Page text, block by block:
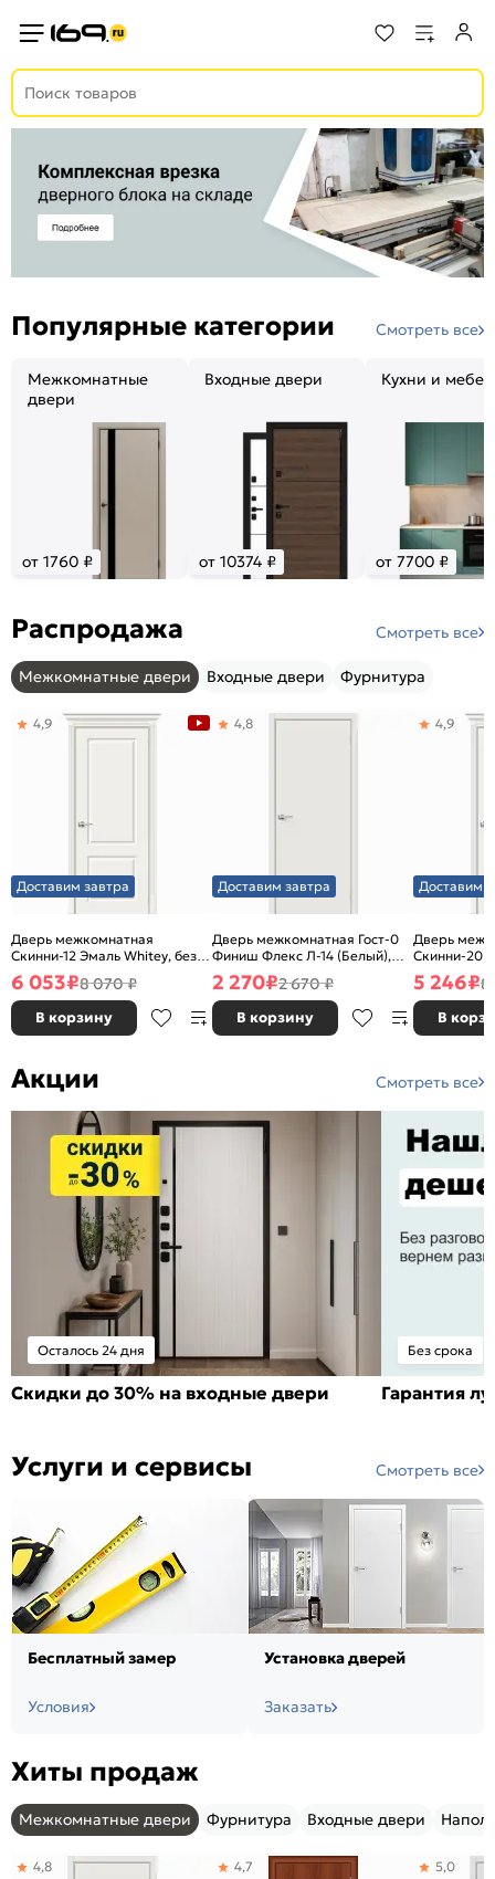
Популярные категории Смотреть все
Межкомнатные
двери
от 1760 ₽
Входные двери
от 10374 ₽
Кухни и
от 7700 ₽
Распродажа Смотреть все
Межкомнатные двери Входные двери Фурнитура
Доставим завтра
Дверь межкомнатная
Скинни-12 Эмаль Whitey, без
декора, глухая, без стекла,
без кромки, скиновая
4,9
6 053₽8 070 ₽
В корзину
Доставим завтра
Дверь межкомнатная Гост-0
Финиш Флекс Л-14 (Белый),
глухая, каркасно-щитовая
4,8
2 270₽2 670 ₽
В корзину
Доставим
Дверь
Скинни-20
декора,
без кромки,
4,9
5 246₽8
В
Акции Смотреть все
Осталось 24 дня
Скидки до 30% на входные двери
Без срока
Гарантия
Услуги и сервисы Смотреть все
Бесплатный замер
Условия
Установка дверей
Заказать
Хиты продаж
Межкомнатные двери Фурнитура Входные двери
4,8 4,7 5,0